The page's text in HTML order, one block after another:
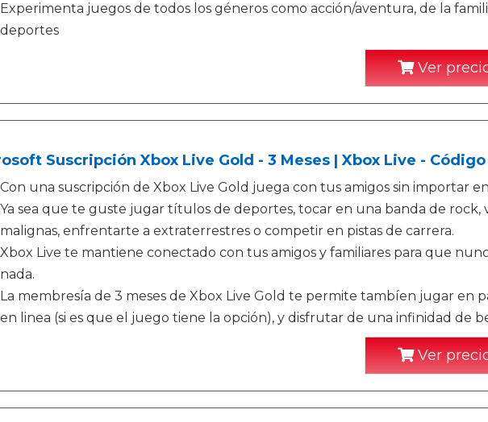
Experimenta juegos de todos los géneros como acción/aventura, de la
deportes
Ver
Suscripción Xbox Live Gold - 3 Meses | Xbox Live -
Con una suscripción de Xbox Live Gold juega con tus amigos sin importar
Ya sea que te guste jugar títulos de deportes, tocar en una banda de rock,
malignas, enfrentarte a extraterrestres o competir en pistas de carrera.
Xbox Live te mantiene conectado con tus amigos y familiares para que
nada.
La membresía de 3 meses de Xbox Live Gold te permite tambíen jugar en
en linea (si es que el juego tiene la opción), y disfrutar de una infinidad de
Ver